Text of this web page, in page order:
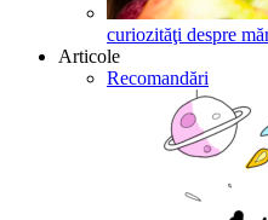
curiozităţi despre
Articole
Recomandări